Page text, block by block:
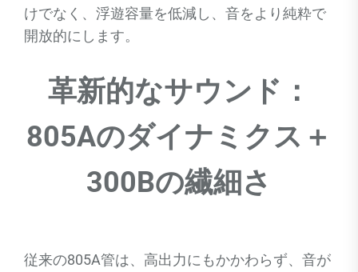
けでなく、浮遊容量を低減し、音をより純粋で
開放的にします。
革新的なサウンド：
805Aのダイナミクス＋
300Bの繊細さ
従来の805A管は、高出力にもかかわらず、音が